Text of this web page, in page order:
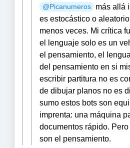
@Picanumeros
más allá
es estocástico o
menos veces. Mi crítica
el lenguaje solo es un
el pensamiento, el
del pensamiento en si
escribir partitura no es
de dibujar planos no es
sumo estos bots son
imprenta: una máquina
documentos rápido.
son el pensamiento.